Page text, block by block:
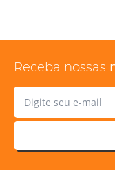
Receba nossas